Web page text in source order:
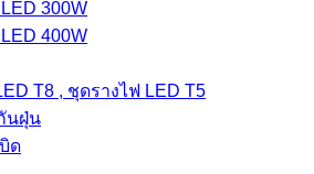
300W
400W
T8 , ชุดรางไฟ LED T5
นฝุ่น
ด